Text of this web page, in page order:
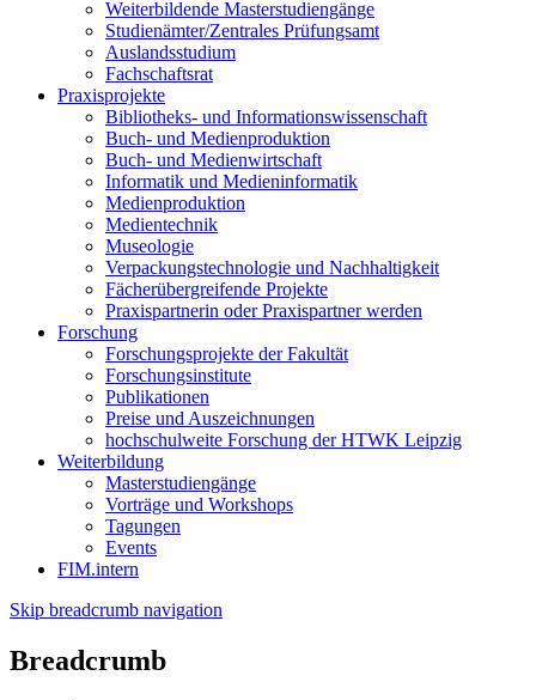
Weiterbildende Masterstudiengänge
Studienämter/Zentrales Prüfungsamt
Auslandsstudium
Fachschaftsrat
Praxisprojekte
Bibliotheks- und Informationswissenschaft
Buch- und Medienproduktion
Buch- und Medienwirtschaft
Informatik und Medieninformatik
Medienproduktion
Medientechnik
Museologie
Verpackungstechnologie und Nachhaltigkeit
Fächerübergreifende Projekte
Praxispartnerin oder Praxispartner werden
Forschung
Forschungsprojekte der Fakultät
Forschungsinstitute
Publikationen
Preise und Auszeichnungen
hochschulweite Forschung der HTWK Leipzig
Weiterbildung
Masterstudiengänge
Vorträge und Workshops
Tagungen
Events
FIM.intern
Skip breadcrumb navigation
Breadcrumb